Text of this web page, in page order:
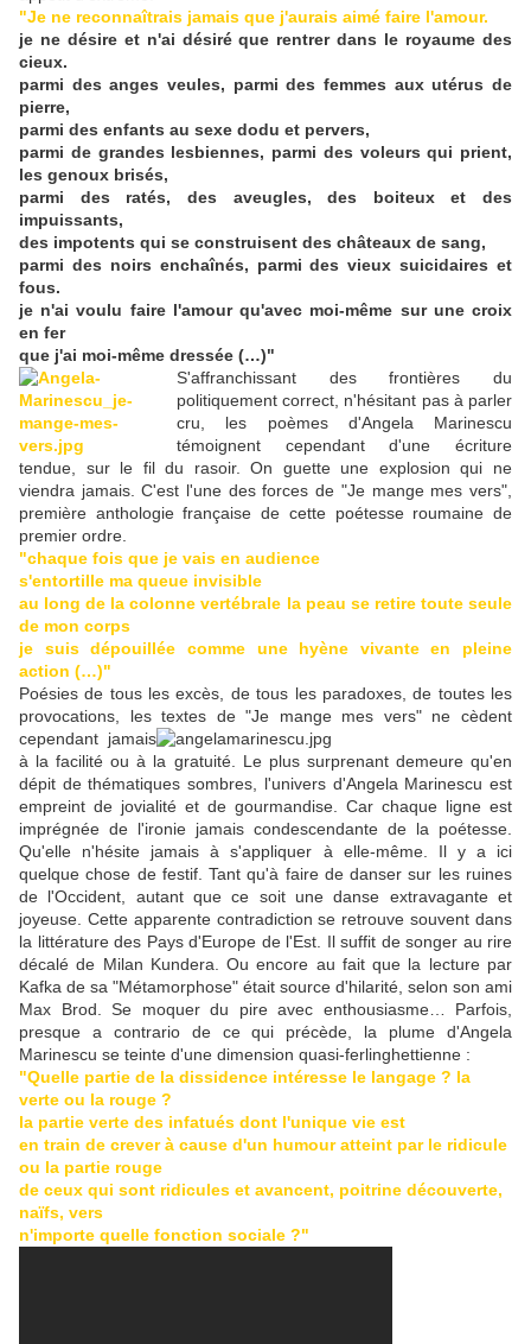
"Je ne reconnaîtrais jamais que j'aurais aimé faire l'amour.
je ne désire et n'ai désiré que rentrer dans le royaume des
cieux.
parmi des anges veules, parmi des femmes aux utérus de
pierre,
parmi des enfants au sexe dodu et pervers,
parmi de grandes lesbiennes, parmi des voleurs qui prient,
les genoux brisés,
parmi des ratés, des aveugles, des boiteux et des
impuissants,
des impotents qui se construisent des châteaux de sang,
parmi des noirs enchaînés, parmi des vieux suicidaires et
fous.
je n'ai voulu faire l'amour qu'avec moi-même sur une croix
en fer
que j'ai moi-même dressée (…)"
S'affranchissant des frontières du
politiquement correct, n'hésitant pas à parler
cru, les poèmes d'Angela Marinescu
témoignent cependant d'une écriture
tendue, sur le fil du rasoir. On guette une explosion qui ne
viendra jamais. C'est l'une des forces de "Je mange mes vers",
première anthologie française de cette poétesse roumaine de
premier ordre.
"chaque fois que je vais en audience
s'entortille ma queue invisible
au long de la colonne vertébrale la peau se retire toute seule
de mon corps
je suis dépouillée comme une hyène vivante en pleine
action (…)"
Poésies de tous les excès, de tous les paradoxes, de toutes les
provocations, les textes de "Je mange mes vers" ne cèdent
cependant jamais
à la facilité ou à la gratuité. Le plus surprenant demeure qu'en
dépit de thématiques sombres, l'univers d'Angela Marinescu est
empreint de jovialité et de gourmandise. Car chaque ligne est
imprégnée de l'ironie jamais condescendante de la poétesse.
Qu'elle n'hésite jamais à s'appliquer à elle-même. Il y a ici
quelque chose de festif. Tant qu'à faire de danser sur les ruines
de l'Occident, autant que ce soit une danse extravagante et
joyeuse. Cette apparente contradiction se retrouve souvent dans
la littérature des Pays d'Europe de l'Est. Il suffit de songer au rire
décalé de Milan Kundera. Ou encore au fait que la lecture par
Kafka de sa "Métamorphose" était source d'hilarité, selon son ami
Max Brod. Se moquer du pire avec enthousiasme… Parfois,
presque a contrario de ce qui précède, la plume d'Angela
Marinescu se teinte d'une dimension quasi-ferlinghettienne :
"Quelle partie de la dissidence intéresse le langage ? la
verte ou la rouge ?
la partie verte des infatués dont l'unique vie est
en train de crever à cause d'un humour atteint par le ridicule
ou la partie rouge
de ceux qui sont ridicules et avancent, poitrine découverte,
naïfs, vers
n'importe quelle fonction sociale ?"